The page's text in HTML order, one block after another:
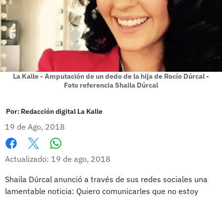
La Kalle - Amputación de un dedo de la hija de Rocío Dúrcal -
Foto referencia Shaila Dúrcal
Por: Redacción digital La Kalle
19 de Ago, 2018
Facebook
X
Actualizado: 19 de ago, 2018
Shaila Dúrcal anunció a través de sus redes sociales una
lamentable noticia: Quiero comunicarles que no estoy